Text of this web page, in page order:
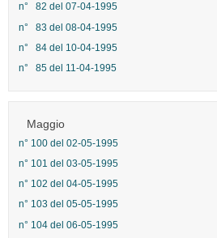
n° 82 del 07-04-1995
n° 83 del 08-04-1995
n° 84 del 10-04-1995
n° 85 del 11-04-1995
Maggio
n° 100 del 02-05-1995
n° 101 del 03-05-1995
n° 102 del 04-05-1995
n° 103 del 05-05-1995
n° 104 del 06-05-1995